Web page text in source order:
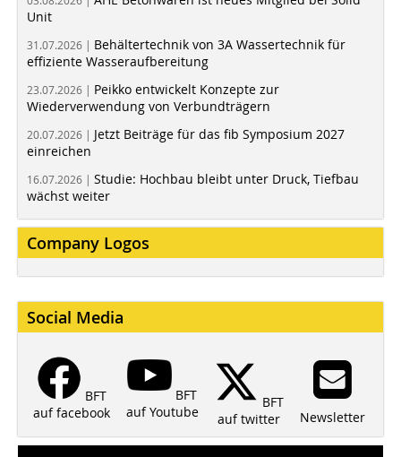
Unit
31.07.2026 | Behältertechnik von 3A Wassertechnik für
effiziente Wasseraufbereitung
23.07.2026 | Peikko entwickelt Konzepte zur
Wiederverwendung von Verbundträgern
20.07.2026 | Jetzt Beiträge für das fib Symposium 2027
einreichen
16.07.2026 | Studie: Hochbau bleibt unter Druck, Tiefbau
wächst weiter
Company Logos
Social Media
BFT
auf facebook
BFT
auf Youtube
BFT
auf twitter
Newsletter